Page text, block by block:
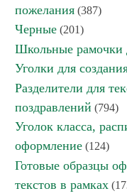
пожелания (387)
Черные (201)
Школьные рамочки
Уголки для
Разделители для
поздравлений (794)
Уголок класса,
оформление (124)
Готовые образцы
текстов в рамках